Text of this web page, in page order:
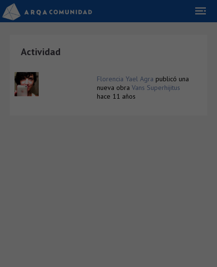
Actividad
Florencia Yael Agra publicó una
nueva obra Vans Superhijitus
hace 11 años